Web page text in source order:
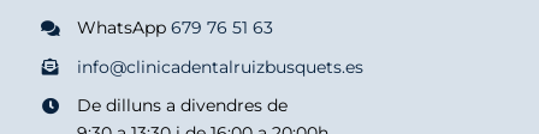
WhatsApp679 76 51 63
info@clinicadentalruizbusquets.es
De dilluns a divendres de